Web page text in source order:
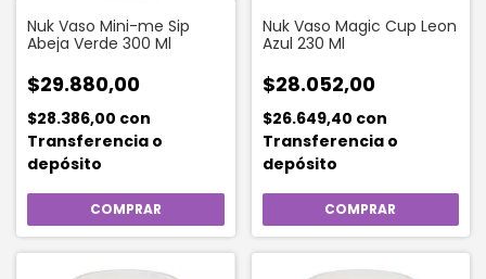
Nuk Vaso Mini-me Sip
Abeja Verde 300 Ml
$29.880,00
$28.386,00 con
Transferencia o
depósito
Nuk Vaso Magic Cup Leon
Azul 230 Ml
$28.052,00
$26.649,40 con
Transferencia o
depósito